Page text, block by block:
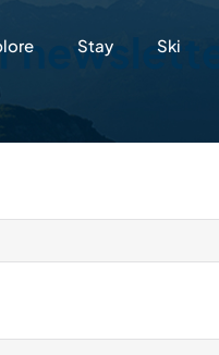
Stay Ski